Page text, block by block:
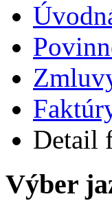
Detail
Výber